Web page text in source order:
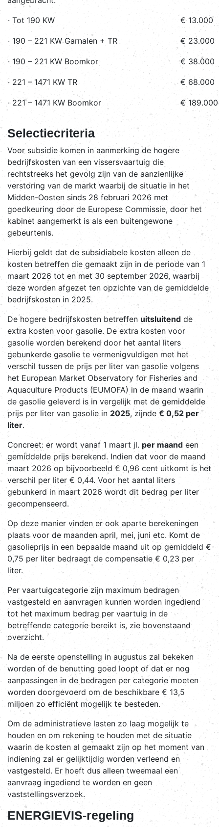
· Tot 190 KW € 13.000
· 190 – 221 KW Garnalen + TR € 23.000
· 190 – 221 KW Boomkor € 38.000
· 221 – 1471 KW TR € 68.000
· 221 – 1471 KW Boomkor € 189.000
Selectiecriteria
Voor subsidie komen in aanmerking de hogere
bedrijfskosten van een vissersvaartuig die
rechtstreeks het gevolg zijn van de aanzienlijke
verstoring van de markt waarbij de situatie in het
Midden-Oosten sinds 28 februari 2026 met
goedkeuring door de Europese Commissie, door het
kabinet aangemerkt is als een buitengewone
gebeurtenis.
Hierbij geldt dat de subsidiabele kosten alleen de
kosten betreffen die gemaakt zijn in de periode van 1
maart 2026 tot en met 30 september 2026, waarbij
deze worden afgezet ten opzichte van de gemiddelde
bedrijfskosten in 2025.
De hogere bedrijfskosten betreffen uitsluitend de
extra kosten voor gasolie. De extra kosten voor
gasolie worden berekend door het aantal liters
gebunkerde gasolie te vermenigvuldigen met het
verschil tussen de prijs per liter van gasolie volgens
het European Market Observatory for Fisheries and
Aquaculture Products (EUMOFA) in de maand waarin
de gasolie geleverd is in vergelijk met de gemiddelde
prijs per liter van gasolie in 2025, zijnde € 0,52 per
liter.
Concreet: er wordt vanaf 1 maart jl. per maand een
gemiddelde prijs berekend. Indien dat voor de maand
maart 2026 op bijvoorbeeld € 0,96 cent uitkomt is het
verschil per liter € 0,44. Voor het aantal liters
gebunkerd in maart 2026 wordt dit bedrag per liter
gecompenseerd.
Op deze manier vinden er ook aparte berekeningen
plaats voor de maanden april, mei, juni etc. Komt de
gasolieprijs in een bepaalde maand uit op gemiddeld €
0,75 per liter bedraagt de compensatie € 0,23 per
liter.
Per vaartuigcategorie zijn maximum bedragen
vastgesteld en aanvragen kunnen worden ingediend
tot het maximum bedrag per vaartuig in de
betreffende categorie bereikt is, zie bovenstaand
overzicht.
Na de eerste openstelling in augustus zal bekeken
worden of de benutting goed loopt of dat er nog
aanpassingen in de bedragen per categorie moeten
worden doorgevoerd om de beschikbare € 13,5
miljoen zo efficiënt mogelijk te besteden.
Om de administratieve lasten zo laag mogelijk te
houden en om rekening te houden met de situatie
waarin de kosten al gemaakt zijn op het moment van
indiening zal er gelijktijdig worden verleend en
vastgesteld. Er hoeft dus alleen tweemaal een
aanvraag ingediend te worden en geen
vaststellingsverzoek.
ENERGIEVIS-regeling